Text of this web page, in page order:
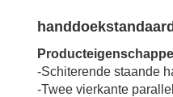
-Schiterende staande
-Twee vierkante